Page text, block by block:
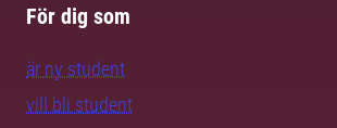
För dig som
är ny student
vill bli student